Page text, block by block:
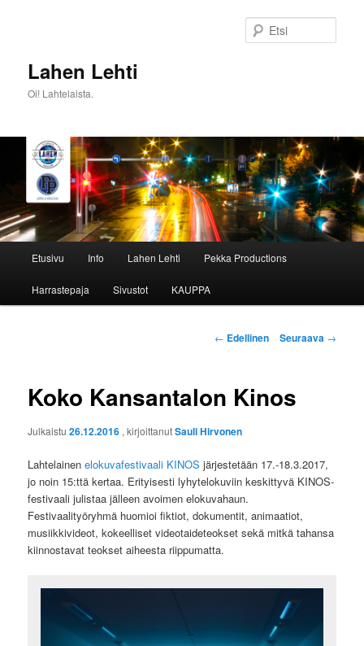
Lahen Lehti
Oi! Lahtelaista.
Etusivu Info Lahen Lehti Pekka Productions
Harrastepaja Sivustot KAUPPA
Artikkelien
← Edellinen Seuraava →
Koko Kansantalon Kinos
Julkaistu26.12.2016 , kirjoittanutSauli Hirvonen
Lahtelainenelokuvafestivaali KINOS järjestetään 17.-18.3.2017,
jo noin 15:ttä kertaa. Erityisesti lyhytelokuviin keskittyvä KINOS-
festivaali julistaa jälleen avoimen elokuvahaun.
Festivaalityöryhmä huomioi fiktiot, dokumentit, animaatiot,
musiikkivideot, kokeelliset videotaideteokset sekä mitkä tahansa
kiinnostavat teokset aiheesta riippumatta.